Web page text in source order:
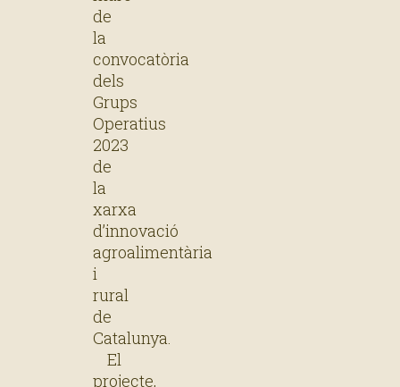
de
la
convocatòria
dels
Grups
Operatius
2023
de
la
xarxa
d’innovació
agroalimentària
i
rural
de
Catalunya.
El
projecte,